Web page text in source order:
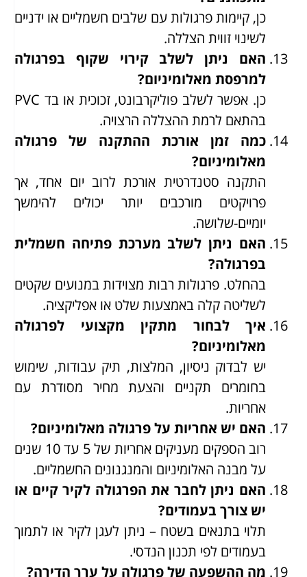
כן, קיימות פרגולות עם שלבים חשמליים או ידניים
לשינוי זווית הצללה.
האם ניתן לשלב קירוי שקוף בפרגולה
למרפסת מאלומיניום?
כן. אפשר לשלב פוליקרבונט, זכוכית או בד PVC
בהתאם לרמת ההצללה הרצויה.
כמה זמן אורכת ההתקנה של פרגולה
מאלומיניום?
התקנה סטנדרטית אורכת לרוב יום אחד, אך
פרויקטים מורכבים יותר יכולים להימשך
יומיים-שלושה.
האם ניתן לשלב מערכת פתיחה חשמלית
בפרגולה?
בהחלט. פרגולות רבות מצוידות במנועים שקטים
לשליטה קלה באמצעות שלט או אפליקציה.
איך לבחור מתקין מקצועי לפרגולה
מאלומיניום?
יש לבדוק ניסיון, המלצות, תיק עבודות, שימוש
בחומרים תקניים והצעת מחיר מסודרת עם
אחריות.
האם יש אחריות על פרגולה מאלומיניום?
רוב הספקים מעניקים אחריות של 5 עד 10 שנים
על מבנה האלומיניום והמנגנונים החשמליים.
האם ניתן לחבר את הפרגולה לקיר קיים או
יש צורך בעמודים?
תלוי בתנאים בשטח – ניתן לעגן לקיר או לתמוך
בעמודים לפי תכנון הנדסי.
מה ההשפעה של פרגולה על ערך הדירה?